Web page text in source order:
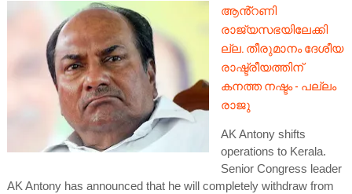
ആൻ്റണി
രാജ്യസഭയിലേക്കി
ല്ല. തീരുമാനം ദേശീയ
രാഷ്ട്രീയത്തിന്
കനത്ത നഷ്ടം - പല്ലം
രാജു
AK Antony shifts
operations to Kerala.
Senior Congress leader
AK Antony has announced that he will completely withdraw from